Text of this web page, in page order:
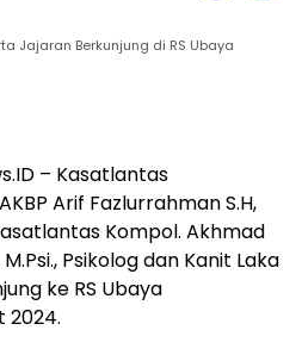
Jajaran Berkunjung di RS Ubaya
– Kasatlantas
Arif Fazlurrahman S.H,
Kompol. Akhmad
M.Psi., Psikolog dan Kanit Laka
ke RS Ubaya
2024.